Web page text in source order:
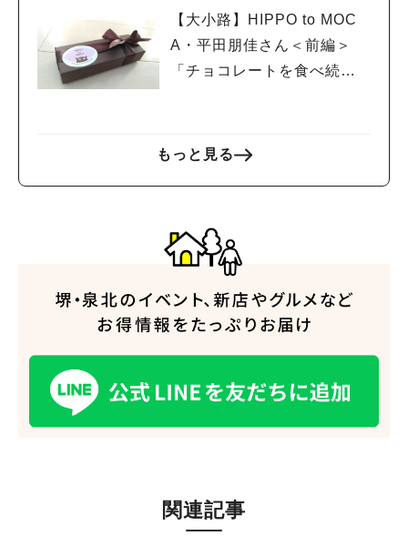
【大小路】HIPPO to MOC
A・平田朋佳さん＜前編＞
「チョコレートを食べ続け
もっと見る
関連記事